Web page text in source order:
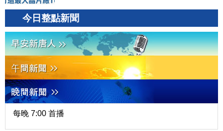
今日整點新聞
每晚 7:00 首播